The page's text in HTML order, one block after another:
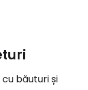
băuturi și